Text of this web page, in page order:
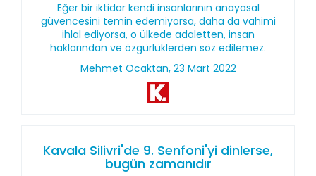
Eğer bir iktidar kendi insanlarının anayasal
güvencesini temin edemiyorsa, daha da vahimi
ihlal ediyorsa, o ülkede adaletten, insan
haklarından ve özgürlüklerden söz edilemez.
Mehmet Ocaktan, 23 Mart 2022
Kavala Silivri'de 9. Senfoni'yi dinlerse,
bugün zamanıdır